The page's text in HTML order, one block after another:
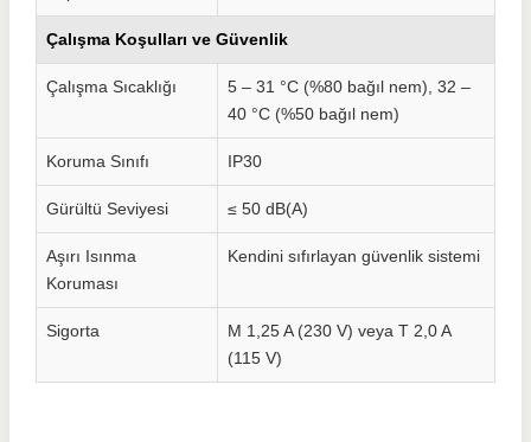
Çalışma Koşulları ve Güvenlik
Çalışma Sıcaklığı
5 – 31 °C (%80 bağıl nem), 32 –
40 °C (%50 bağıl nem)
Koruma Sınıfı IP30
Gürültü Seviyesi ≤ 50 dB(A)
Aşırı Isınma
Koruması
Kendini sıfırlayan güvenlik sistemi
Sigorta
M 1,25 A (230 V) veya T 2,0 A
(115 V)